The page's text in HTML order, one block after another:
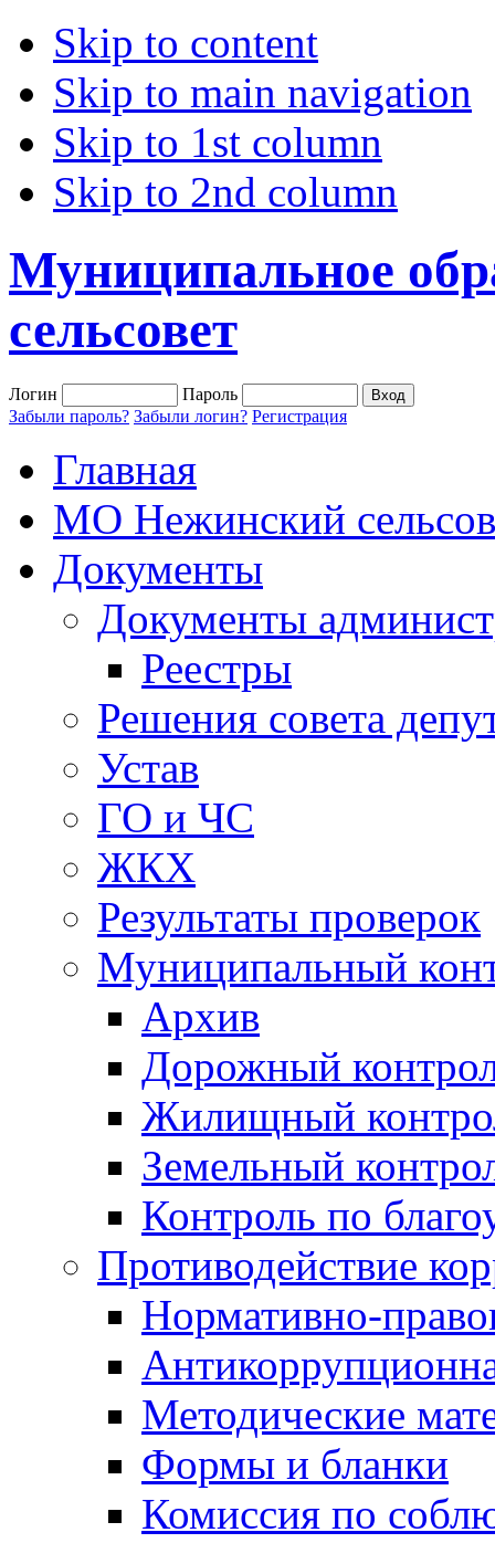
Skip to content
Skip to main navigation
Skip to 1st column
Skip to 2nd column
Муниципальное
сельсовет
Логин
Пароль
Забыли пароль? Забыли логин? Регистрация
Главная
МО Нежинский
Документы
Документы
Реестры
Решения совета
Устав
ГО и ЧС
ЖКХ
Результаты проверок
Муниципальный
Архив
Дорожный
Жилищный
Земельный
Контроль по
Противодействие
Нормативно-
Методические
Формы и бланки
Комиссия по